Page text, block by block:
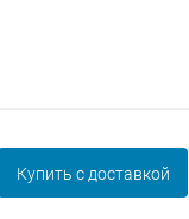
Купить c доставкой
сегодня
любого банка